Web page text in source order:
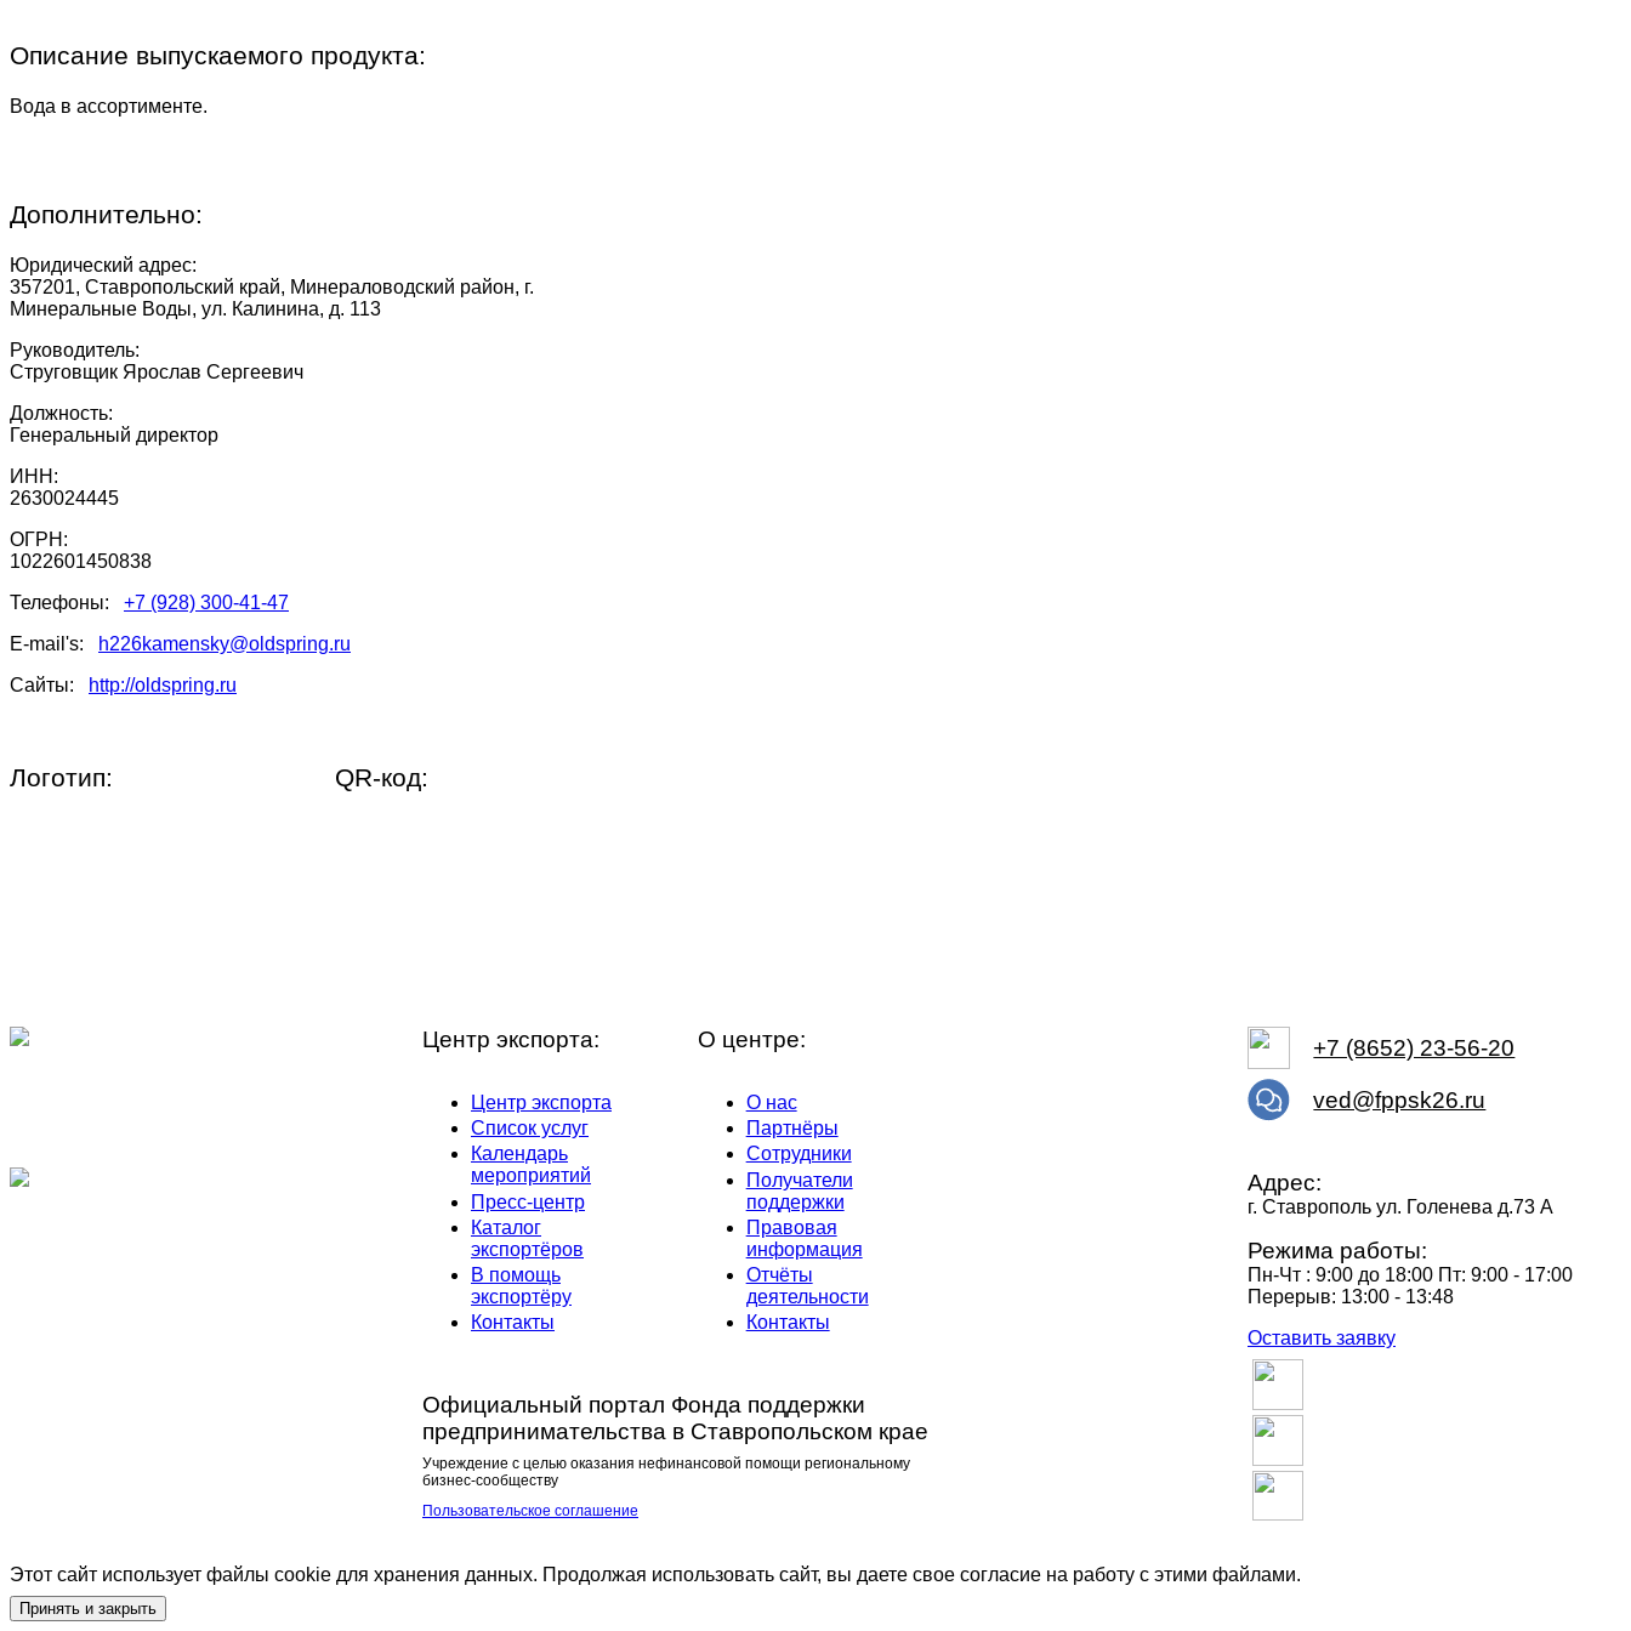
Описание выпускаемого продукта:
Вода в ассортименте.
Дополнительно:
Юридический адрес:
357201, Ставропольский край, Минераловодский район, г.
Минеральные Воды, ул. Калинина, д. 113
Руководитель:
Струговщик Ярослав Сергеевич
Должность:
Генеральный директор
ИНН:
2630024445
ОГРН:
1022601450838
Телефоны:
+7 (928) 300-41-47
E-mail's:
h226kamensky@oldspring.ru
Сайты:
http://oldspring.ru
Логотип: QR-код:
Центр экспорта:
Центр экспорта
Список услуг
Календарь
мероприятий
Пресс-центр
Каталог
экспортёров
В помощь
экспортёру
Контакты
О центре:
О нас
Партнёры
Сотрудники
Получатели
поддержки
Правовая
информация
Отчёты
деятельности
Контакты
Официальный портал Фонда поддержки
предпринимательства в Ставропольском крае
Учреждение с целью оказания нефинансовой помощи региональному
бизнес-сообществу
Пользовательское соглашение
+7 (8652) 23-56-20
ved@fppsk26.ru
Адрес:
г. Ставрополь ул. Голенева д.73 A
Режима работы:
Пн-Чт : 9:00 до 18:00 Пт: 9:00 - 17:00
Перерыв: 13:00 - 13:48
Оставить заявку
Этот сайт использует файлы cookie для хранения данных. Продолжая использовать сайт, вы даете свое согласие на работу с этими файлами.
Принять и закрыть